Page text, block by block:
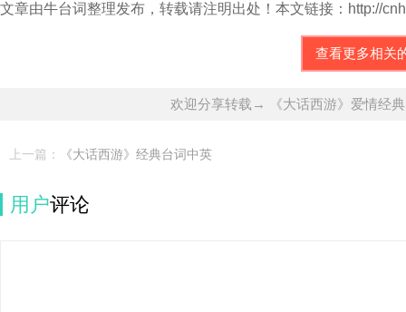
文章由牛台词整理发布，转载请注明出处！本文链接：http://
查看更多相关
欢迎分享转载→ 《大话西游》爱情经
上一篇： 《大话西游》经典台词中英
用户评论